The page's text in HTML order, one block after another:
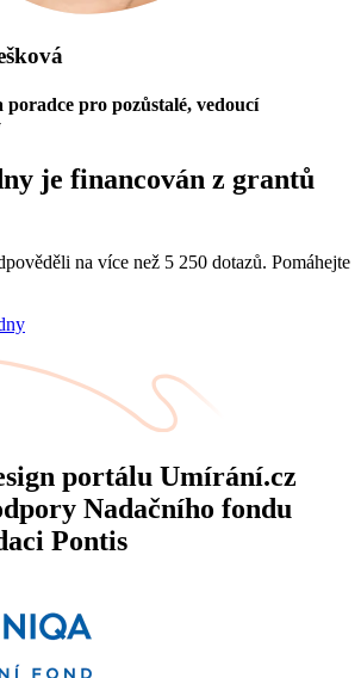
poradce pro pozůstalé, vedoucí
je financován z grantů
na více než 5 250 dotazů. Pomáhejte
portálu Umírání.cz
Nadačního fondu
Pontis